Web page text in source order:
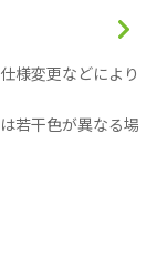
様変更などにより
若干色が異なる場